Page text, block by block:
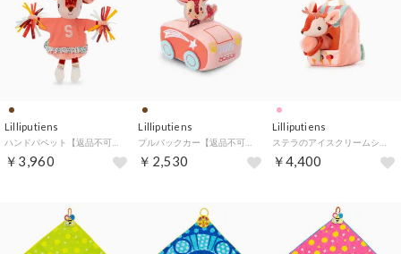
Lilliputiens
￥3,960
Lilliputiens
￥2,530
Lilliputiens
￥4,400